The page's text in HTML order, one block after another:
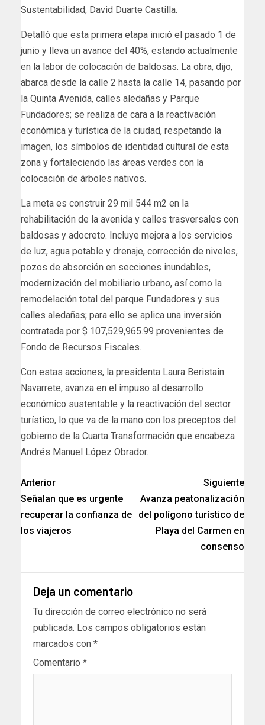
Sustentabilidad, David Duarte Castilla.
Detalló que esta primera etapa inició el pasado 1 de
junio y lleva un avance del 40%, estando actualmente
en la labor de colocación de baldosas. La obra, dijo,
abarca desde la calle 2 hasta la calle 14, pasando por
la Quinta Avenida, calles aledañas y Parque
Fundadores; se realiza de cara a la reactivación
económica y turística de la ciudad, respetando la
imagen, los símbolos de identidad cultural de esta
zona y fortaleciendo las áreas verdes con la
colocación de árboles nativos.
La meta es construir 29 mil 544 m2 en la
rehabilitación de la avenida y calles trasversales con
baldosas y adocreto. Incluye mejora a los servicios
de luz, agua potable y drenaje, corrección de niveles,
pozos de absorción en secciones inundables,
modernización del mobiliario urbano, así como la
remodelación total del parque Fundadores y sus
calles aledañas; para ello se aplica una inversión
contratada por $ 107,529,965.99 provenientes de
Fondo de Recursos Fiscales.
Con estas acciones, la presidenta Laura Beristain
Navarrete, avanza en el impuso al desarrollo
económico sustentable y la reactivación del sector
turístico, lo que va de la mano con los preceptos del
gobierno de la Cuarta Transformación que encabeza
Andrés Manuel López Obrador.
Anterior
Señalan que es urgente
recuperar la confianza de
los viajeros
Siguiente
Avanza peatonalización
del polígono turístico de
Playa del Carmen en
consenso
Deja un comentario
Tu dirección de correo electrónico no será
publicada. Los campos obligatorios están
marcados con *
Comentario *